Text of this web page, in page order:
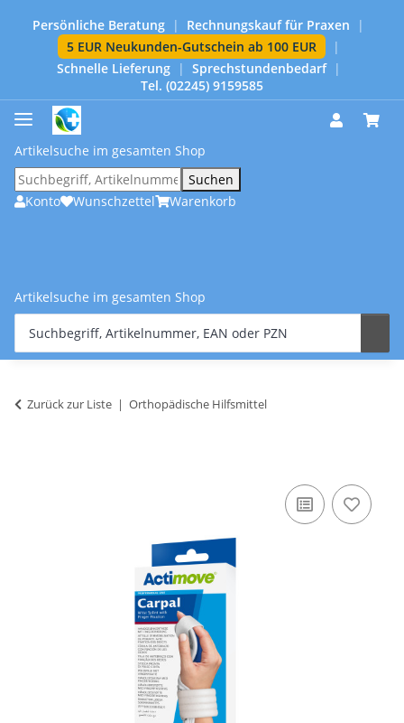
Persönliche Beratung | Rechnungskauf für Praxen
|
5 EUR Neukunden-Gutschein ab 100 EUR
|
Schnelle Lieferung
| Sprechstundenbedarf
|
Tel. (02245) 9159585
Artikelsuche im gesamten Shop
Suchen
Konto
Wunschzettel Warenkorb
Artikelsuche im gesamten Shop
Zurück zur Liste Orthopädische Hilfsmittel